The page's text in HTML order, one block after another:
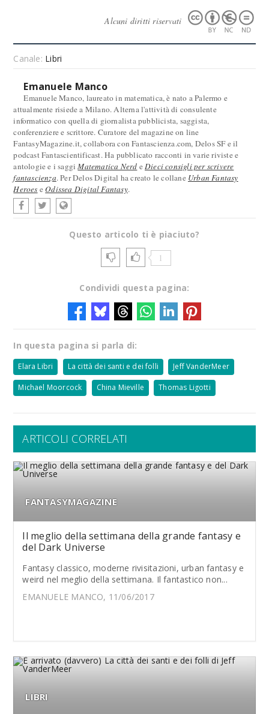
Alcuni diritti riservati
Canale: Libri
Emanuele Manco
Emanuele Manco, laureato in matematica, è nato a Palermo e
attualmente risiede a Milano. Alterna l'attività di consulente
informatico con quella di giornalista pubblicista, saggista,
conferenziere e scrittore. Curatore del magazine on line
FantasyMagazine.it, collabora con Fantascienza.com, Delos SF e il
podcast Fantascientificast. Ha pubblicato racconti in varie riviste e
antologie e i saggiMatematica Nerd eDieci consigli per scrivere
fantascienza. Per Delos Digital ha creato le collane Urban Fantasy
Heroes eOdissea Digital Fantasy.
Questo articolo ti è piaciuto?
1
Condividi questa pagina:
In questa pagina si parla di:
Elara Libri La città dei santi e dei folli Jeff VanderMeer
Michael Moorcock China Mieville Thomas Ligotti
ARTICOLI CORRELATI
FANTASYMAGAZINE
Il meglio della settimana della grande fantasy e
del Dark Universe
Fantasy classico, moderne rivisitazioni, urban fantasy e
weird nel meglio della settimana. Il fantastico non...
EMANUELE MANCO, 11/06/2017
LIBRI